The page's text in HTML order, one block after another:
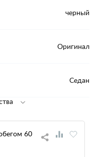
черный
Оригинал
Седан
60